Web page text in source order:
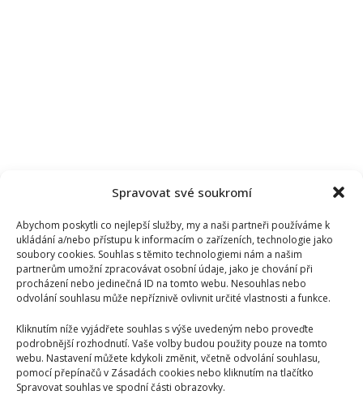
Spravovat své soukromí
Abychom poskytli co nejlepší služby, my a naši partneři používáme k
ukládání a/nebo přístupu k informacím o zařízeních, technologie jako
soubory cookies. Souhlas s těmito technologiemi nám a našim
partnerům umožní zpracovávat osobní údaje, jako je chování při
procházení nebo jedinečná ID na tomto webu. Nesouhlas nebo
odvolání souhlasu může nepříznivě ovlivnit určité vlastnosti a funkce.
Kliknutím níže vyjádřete souhlas s výše uvedeným nebo proveďte
podrobnější rozhodnutí. Vaše volby budou použity pouze na tomto
webu. Nastavení můžete kdykoli změnit, včetně odvolání souhlasu,
pomocí přepínačů v Zásadách cookies nebo kliknutím na tlačítko
Spravovat souhlas ve spodní části obrazovky.